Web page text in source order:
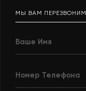
МЫ ВАМ ПЕРЕЗВОНИМ